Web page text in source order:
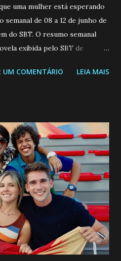
uma mulher está esperando
de 08 a 12 de junho de
do SBT. O resumo semanal
exibida pelo SBT de
SBT de 08/06/26 a 14/06/26
ser o tipo de
durante toda a vida. Camila
imagina como seria o
seduzi-lo. Manuel avisa a
de Gabriel com Joana.
todas as suspeitas pelo
apontando que ele poderia
Artur informa a Gabriel
engano outra paciente, que está
UM COMENTÁRIO LEIA MAIS